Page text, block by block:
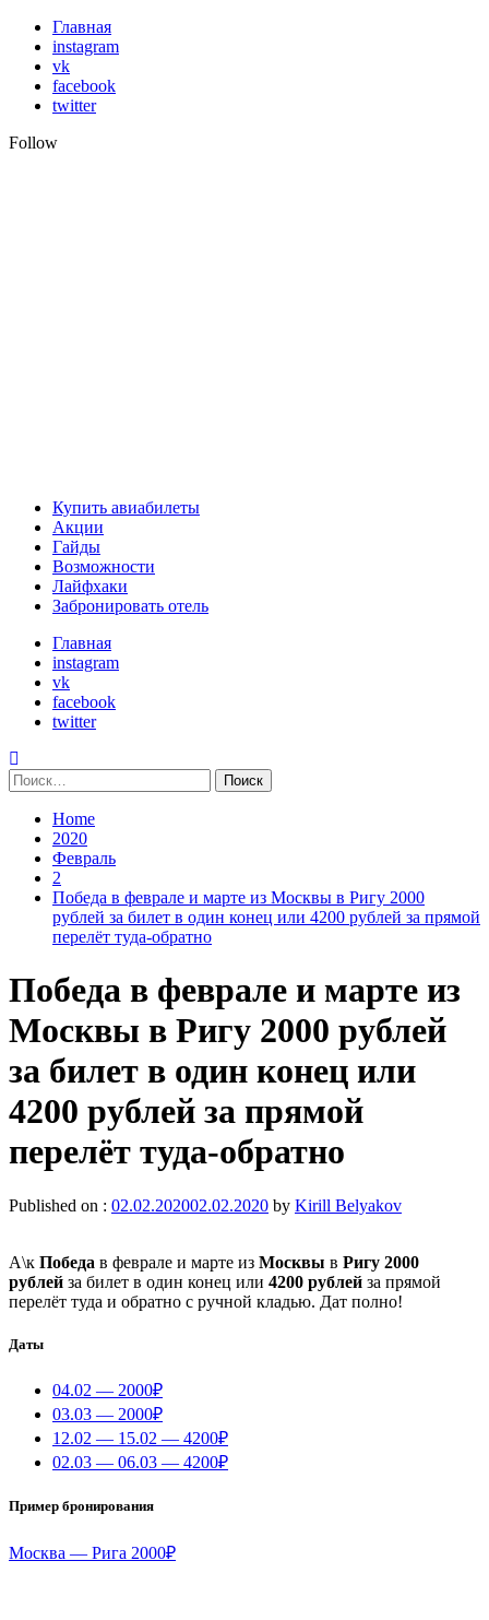
Skip
content
Главная
instagram
vk
facebook
twitter
Follow
Primary
Menu
Купить авиабилеты
Акции
Гайды
Возможности
Лайфхаки
Забронировать отель
Главная
instagram
vk
facebook
twitter
Найти:
Home
2020
Февраль
2
Победа в феврале и марте из Москвы в Ригу 2000
рублей за билет в один конец или 4200 рублей за прямой
перелёт туда-обратно
Победа в феврале и марте из
Москвы в Ригу 2000 рублей
за билет в один конец или
4200 рублей за прямой
перелёт туда-обратно
Published on : 02.02.202002.02.2020 by Kirill Belyakov
А\к Победа в феврале и марте из Москвы в Ригу 2000
рублей за билет в один конец или 4200 рублей за прямой
перелёт туда и обратно с ручной кладью. Дат полно!
Даты
04.02 — 2000₽
03.03 — 2000₽
12.02 — 15.02 — 4200₽
02.03 — 06.03 — 4200₽
Пример бронирования
Москва — Рига 2000₽